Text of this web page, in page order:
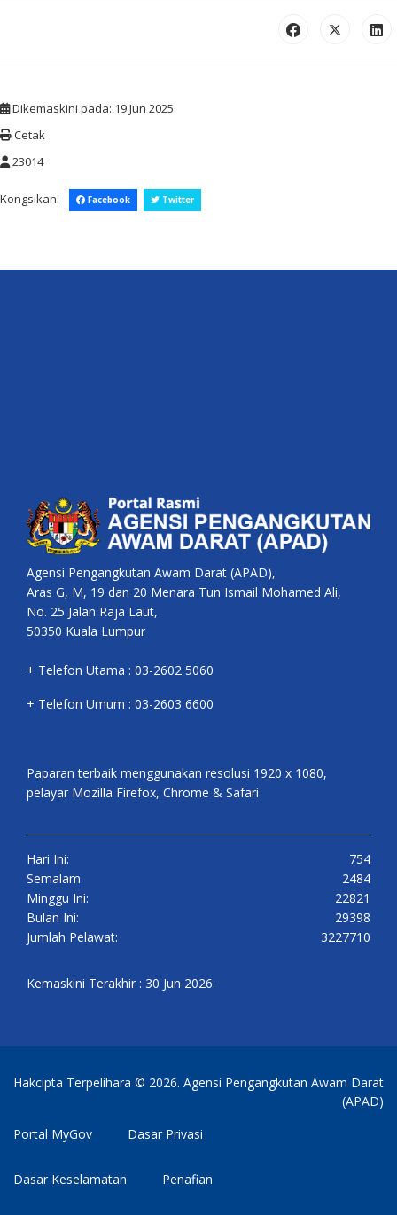
Dikemaskini pada: 19 Jun 2025
Cetak
23014
Kongsikan: Facebook Twitter
Agensi Pengangkutan Awam Darat (APAD),
Aras G, M, 19 dan 20 Menara Tun Ismail Mohamed Ali,
No. 25 Jalan Raja Laut,
50350 Kuala Lumpur
+ Telefon Utama : 03-2602 5060
+ Telefon Umum : 03-2603 6600
Paparan terbaik menggunakan resolusi 1920 x 1080,
pelayar Mozilla Firefox, Chrome & Safari
Hari Ini:
754
Semalam
2484
Minggu Ini:
22821
Bulan Ini:
29398
Jumlah Pelawat:
3227710
Kemaskini Terakhir : 30 Jun 2026.
Hakcipta Terpelihara © 2026. Agensi Pengangkutan Awam Darat
(APAD)
Portal MyGov
Dasar Privasi
Dasar Keselamatan Penafian